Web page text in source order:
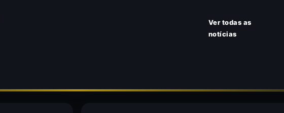
Ver todas as
notícias